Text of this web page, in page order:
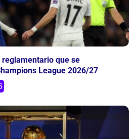
que se
League 2026/27